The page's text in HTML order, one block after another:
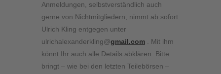
Anmeldungen, selbstverständlich auch
gerne von Nichtmitgliedern, nimmt ab sofort
Ulrich Kling entgegen unter
ulrichalexanderkling@gmail.com . Mit ihm
könnt Ihr auch alle Details abklären. Bitte
bringt – wie bei den letzten Teilebörsen –